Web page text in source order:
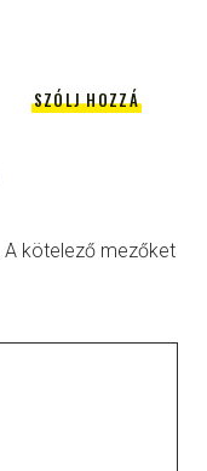
SZÓLJ HOZZÁ
A kötelező mezőket